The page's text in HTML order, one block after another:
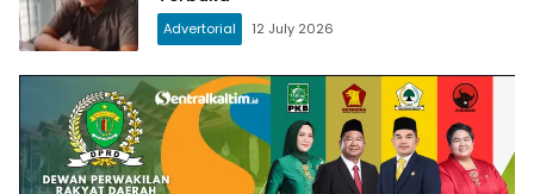
Advertorial 12 July 2026